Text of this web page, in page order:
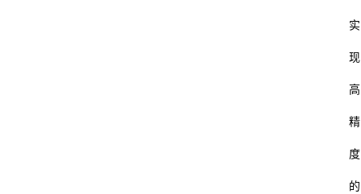
实
现
高
精
度
的